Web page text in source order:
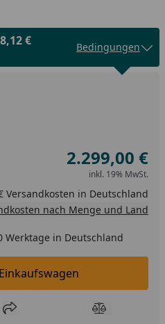
€
Bedingungen
verringern
manuell eingeben
um eins erhöhen
2.299,00 €
inkl. 19% MwSt.
Versandkosten in Deutschland
nach Menge und Land
Werktage in Deutschland
In den Einkaufswagen legen
hinzufügen
Teilen Produkt